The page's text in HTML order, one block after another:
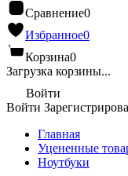
Сравнение0
Избранное0
Корзина0
Загрузка корзины...
Войти
Войти
Главная
Уцененные
Ноутбуки